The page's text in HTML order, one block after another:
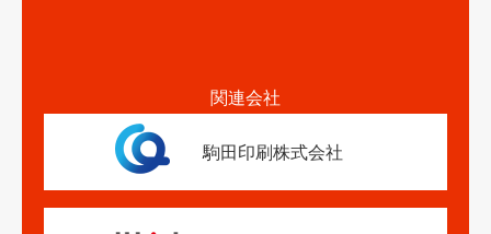
関連会社
駒田印刷株式会社